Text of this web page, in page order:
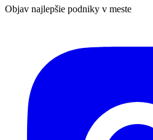
Objav najlepšie podniky v meste